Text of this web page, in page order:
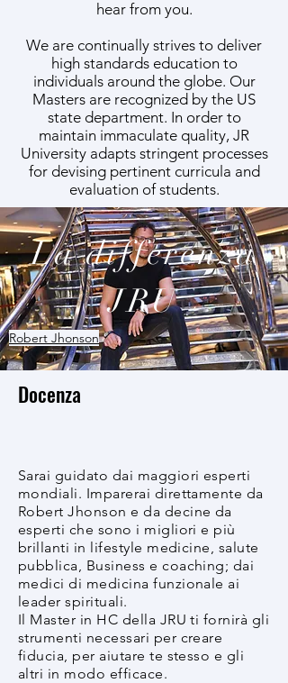
hear from you.
We are continually strives to deliver
high standards education to
individuals around the globe. Our
Masters are recognized by the US
state department. In order to
maintain immaculate quality, JR
University adapts stringent processes
for devising pertinent curricula and
evaluation of students.
La differenza
JRU
Robert Jhonson
Docenza
Sarai guidato dai maggiori esperti
mondiali. Imparerai direttamente da
Robert Jhonson e da decine da
esperti che sono i migliori e più
brillanti in lifestyle medicine, salute
pubblica, Business e coaching; dai
medici di medicina funzionale ai
leader spirituali.
Il Master in HC della JRU ti fornirà gli
strumenti necessari per creare
fiducia, per aiutare te stesso e gli
altri in modo efficace.